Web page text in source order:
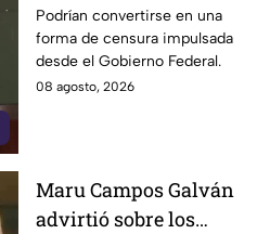
postura sobre los
nuevos lineamientos
que podría afectar la
libertad de expresión
Podrían convertirse en una
forma de censura impulsada
desde el Gobierno Federal.
08 agosto, 2026
Maru Campos Galván
advirtió sobre los